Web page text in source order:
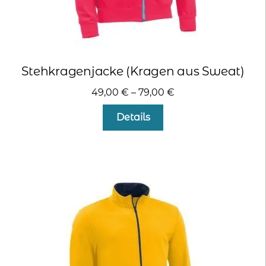
Stehkragenjacke (Kragen aus Sweat)
49,00 € – 79,00 €
Details
Optionen
können
auf
der